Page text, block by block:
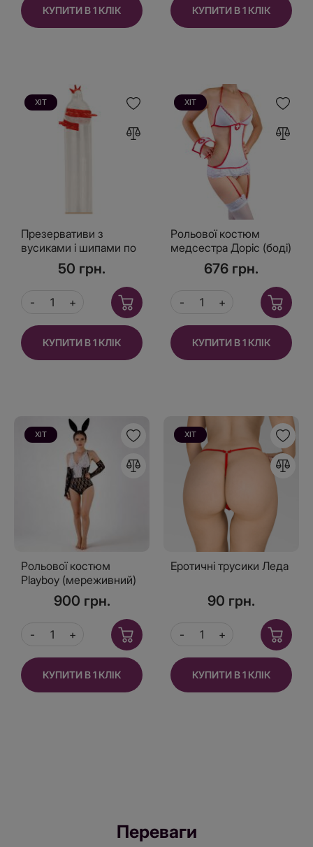
КУПИТИ В 1 КЛІК КУПИТИ В 1 КЛІК
ХІТ
Презервативи з
вусиками і шипами по
спіралі 1 шт50 грн.
КУПИТИ В 1 КЛІК
ХІТ
Рольової костюм
медсестра Доріс (боді)
676 грн.
КУПИТИ В 1 КЛІК
ХІТ
Рольової костюм
Playboy (мереживний)
900 грн.
КУПИТИ В 1 КЛІК
ХІТ
Еротичні трусики Леда
90 грн.
КУПИТИ В 1 КЛІК
Переваги